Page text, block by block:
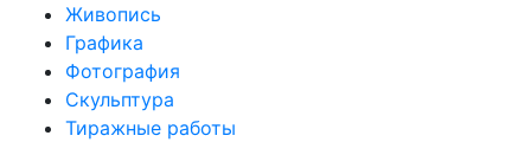
Живопись
Графика
Фотография
Скульптура
Тиражные работы